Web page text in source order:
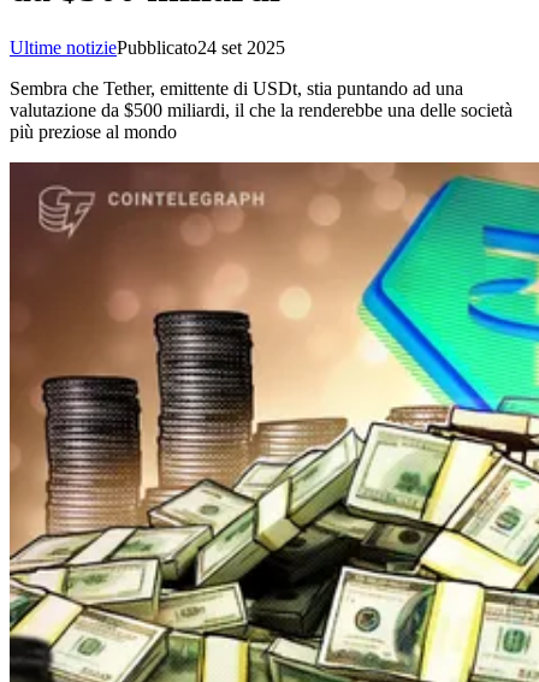
Ultime notiziePubblicato24 set 2025
Sembra che Tether, emittente di USDt, stia puntando ad una
valutazione da $500 miliardi, il che la renderebbe una delle società
più preziose al mondo